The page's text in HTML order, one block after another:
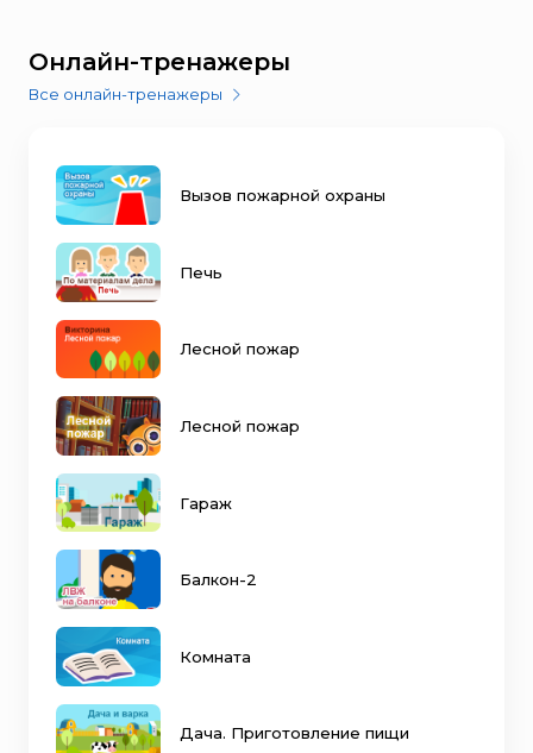
Онлайн-тренажеры
Все онлайн-тренажеры
Вызов пожарной охраны
Печь
Лесной пожар
Лесной пожар
Гараж
Балкон-2
Комната
Дача. Приготовление пищи